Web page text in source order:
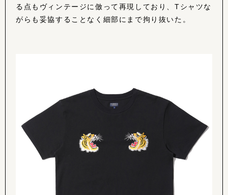
る点もヴィンテージに倣って再現しており、Tシャツな
がらも妥協することなく細部にまで拘り抜いた。